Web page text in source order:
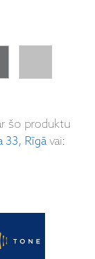
šo produktu
33, Rīgāvai: